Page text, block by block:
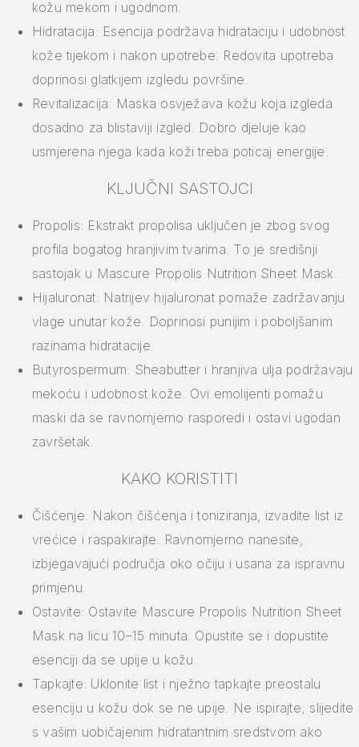
kožu mekom i ugodnom.
Hidratacija: Esencija podržava hidrataciju i udobnost
kože tijekom i nakon upotrebe. Redovita upotreba
doprinosi glatkijem izgledu površine.
Revitalizacija: Maska osvježava kožu koja izgleda
dosadno za blistaviji izgled. Dobro djeluje kao
usmjerena njega kada koži treba poticaj energije.
KLJUČNI SASTOJCI
Propolis: Ekstrakt propolisa uključen je zbog svog
profila bogatog hranjivim tvarima. To je središnji
sastojak u Mascure Propolis Nutrition Sheet Mask.
Hijaluronat: Natrijev hijaluronat pomaže zadržavanju
vlage unutar kože. Doprinosi punijim i poboljšanim
razinama hidratacije.
Butyrospermum: Sheabutter i hranjiva ulja podržavaju
mekoću i udobnost kože. Ovi emolijenti pomažu
maski da se ravnomjerno rasporedi i ostavi ugodan
završetak.
KAKO KORISTITI
Čišćenje: Nakon čišćenja i toniziranja, izvadite list iz
vrećice i raspakirajte. Ravnomjerno nanesite,
izbjegavajući područja oko očiju i usana za ispravnu
primjenu.
Ostavite: Ostavite Mascure Propolis Nutrition Sheet
Mask na licu 10–15 minuta. Opustite se i dopustite
esenciji da se upije u kožu.
Tapkajte: Uklonite list i nježno tapkajte preostalu
esenciju u kožu dok se ne upije. Ne ispirajte; slijedite
s vašim uobičajenim hidratantnim sredstvom ako